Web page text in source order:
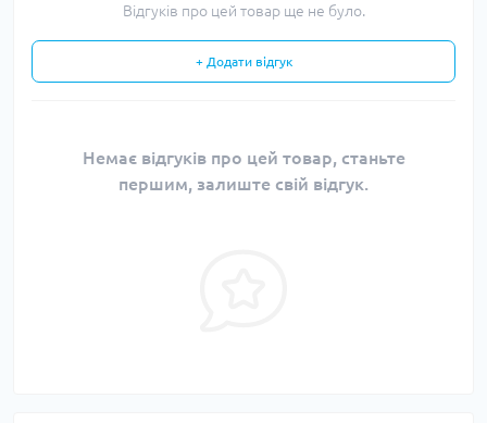
Відгуків про цей товар ще не було.
+ Додати відгук
Немає відгуків про цей товар, станьте
першим, залиште свій відгук.